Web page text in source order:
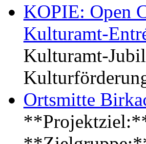
KOPIE: Open
Kulturamt-
Kulturamt-
Ortsmitte